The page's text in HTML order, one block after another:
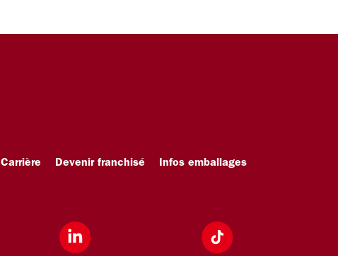
Carrière Devenir franchisé Infos emballages